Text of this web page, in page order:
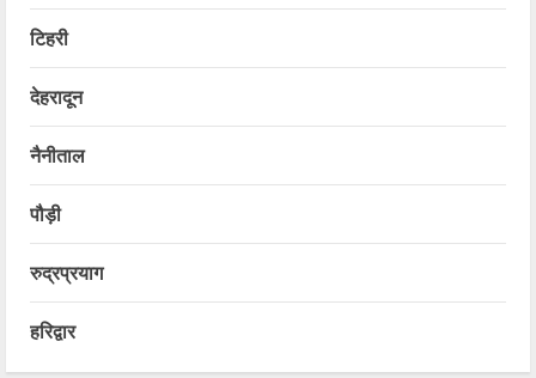
टिहरी
देहरादून
नैनीताल
पौड़ी
रुद्रप्रयाग
हरिद्वार